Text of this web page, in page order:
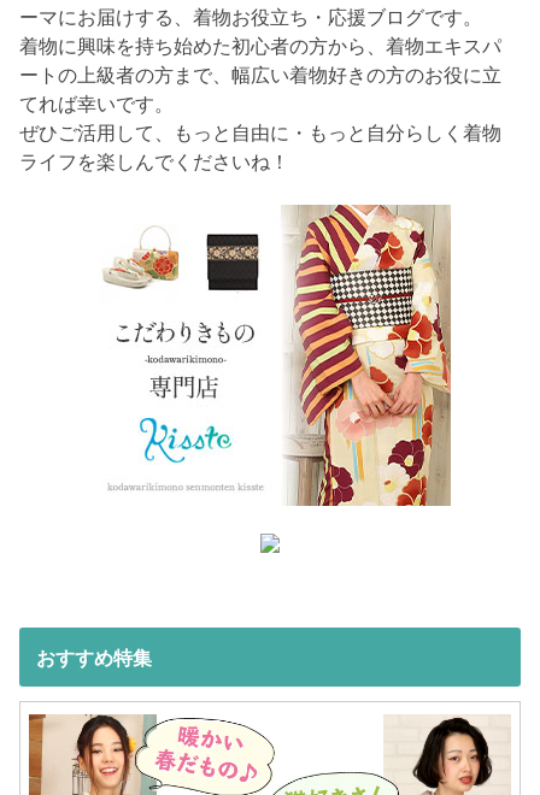
ーマにお届けする、着物お役立ち・応援ブログです。
着物に興味を持ち始めた初心者の方から、着物エキスパ
ートの上級者の方まで、幅広い着物好きの方のお役に立
てれば幸いです。
ぜひご活用して、もっと自由に・もっと自分らしく着物
ライフを楽しんでくださいね！
おすすめ特集